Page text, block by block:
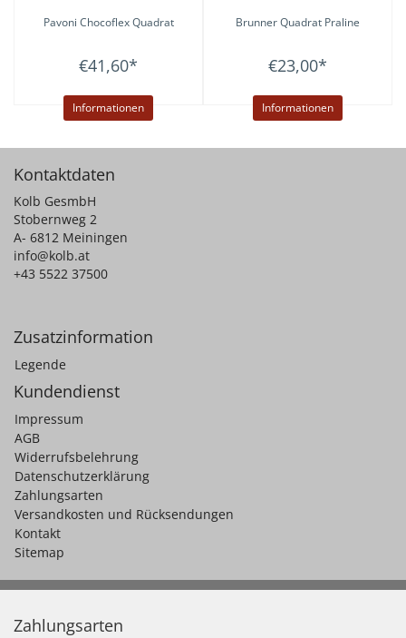
Pavoni Chocoflex Quadrat
€41,60*
Informationen
BrunnerQuadrat Praline
€23,00*
Informationen
Kontaktdaten
Kolb GesmbH
Stobernweg 2
A- 6812 Meiningen
info@kolb.at
+43 5522 37500
Zusatzinformation
Legende
Kundendienst
Impressum
AGB
Widerrufsbelehrung
Datenschutzerklärung
Zahlungsarten
Versandkosten und Rücksendungen
Kontakt
Sitemap
Zahlungsarten